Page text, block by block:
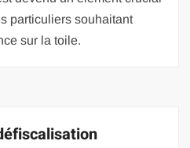
particuliers souhaitant
sur la toile.